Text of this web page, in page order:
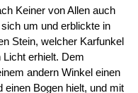
Keiner von Allen auch
um und erblickte in
Stein, welcher Karfunkel
erhielt. Dem
andern Winkel einen
einen Bogen hielt, und mit